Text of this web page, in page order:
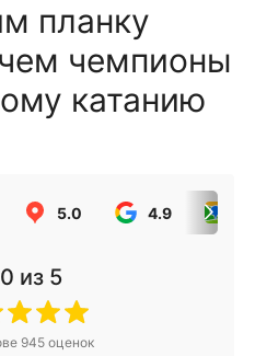
планку
чемпионы
катанию
5.0 4.9
из 5
945оценок